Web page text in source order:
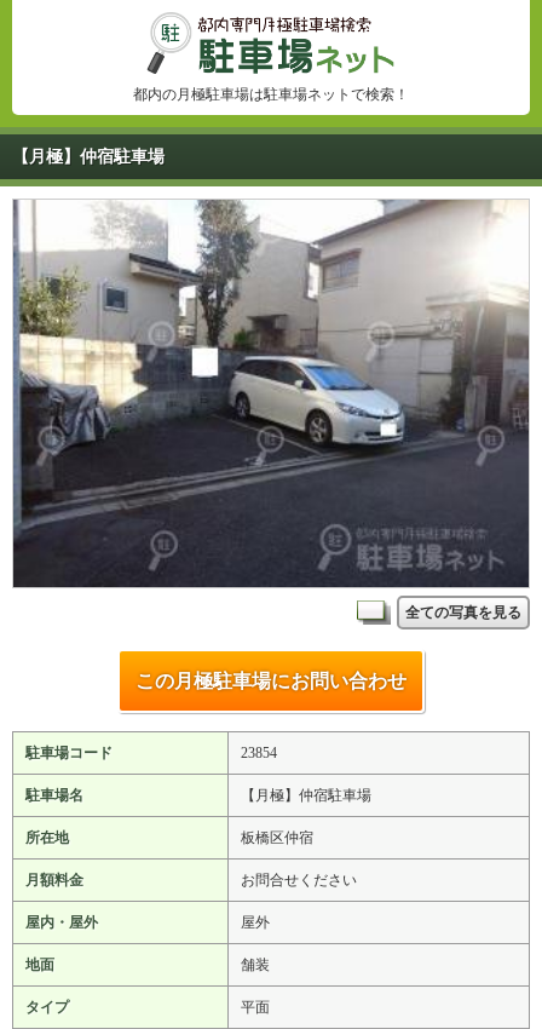
都内の月極駐車場は駐車場ネットで検索！
【月極】仲宿駐車場
全ての写真を見る
この月極駐車場にお問い合わせ
駐車場コード 23854
駐車場名 【月極】仲宿駐車場
所在地 板橋区仲宿
月額料金 お問合せください
屋内・屋外 屋外
地面 舗装
タイプ 平面